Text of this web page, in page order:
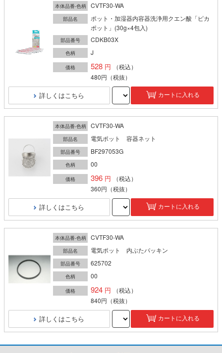
本体品番-色柄 CVTF30-WA
部品名
ポット・加湿器内容器洗浄用クエン酸「ピカ
ポット」(30g×4包入)
部品番号 CDKB03X
色柄 J
価格 528
（税込）
480円 （税抜）
詳しくはこちら カートに入れる
本体品番-色柄 CVTF30-WA
部品名 電気ポット 容器ネット
部品番号 BF297053G
色柄 00
価格 396
（税込）
360円 （税抜）
詳しくはこちら カートに入れる
本体品番-色柄 CVTF30-WA
部品名 電気ポット 内ぶたパッキン
部品番号 625702
色柄 00
価格 924
（税込）
840円 （税抜）
詳しくはこちら カートに入れる